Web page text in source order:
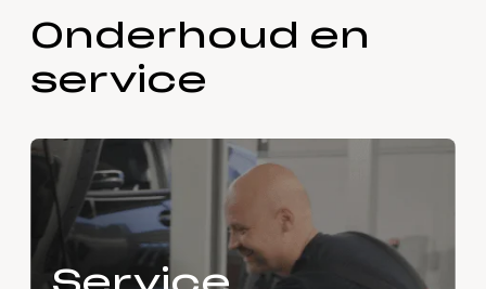
Onderhoud en
service